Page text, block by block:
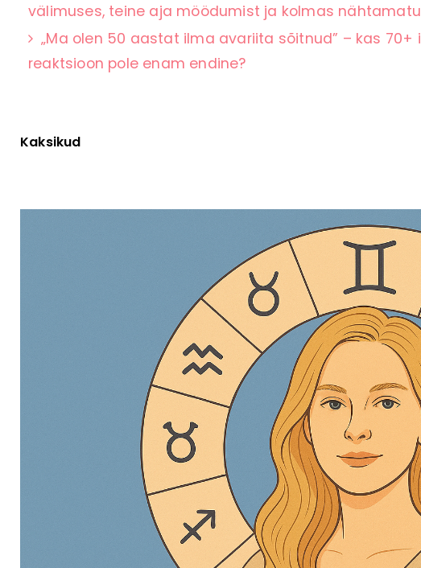
välimuses, teine aja möödumist ja kolmas
„Ma olen 50 aastat ilma avariita sõitnud” – kas
reaktsioon pole enam endine?
Kaksikud